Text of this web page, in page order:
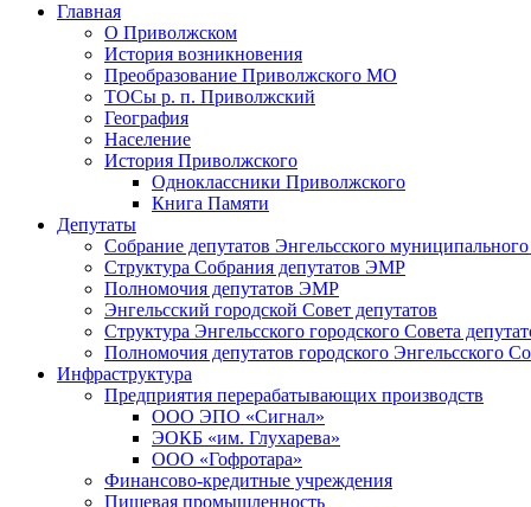
Главная
О Приволжском
История возникновения
Преобразование Приволжского МО
ТОСы р. п. Приволжский
География
Население
История Приволжского
Одноклассники Приволжского
Книга Памяти
Депутаты
Собрание депутатов Энгельсского
Структура Собрания депутатов ЭМР
Полномочия депутатов ЭМР
Энгельсский городской Совет депутатов
Структура Энгельсского городского Совета
Полномочия депутатов городского Энгельсского
Инфраструктура
Предприятия перерабатывающих производств
ООО ЭПО «Сигнал»
ЭОКБ «им. Глухарева»
ООО «Гофротара»
Финансово-кредитные учреждения
Пищевая промышленность